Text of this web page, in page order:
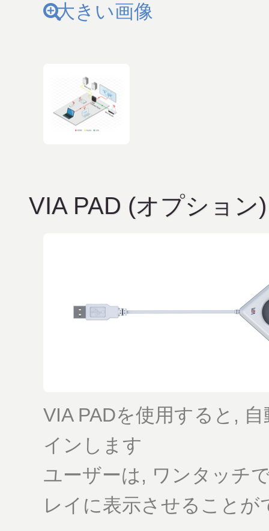
大きい画像
VIA PAD (オプション)
VIA PADを使用すると,
インします
ユーザーは, ワンタッチ
レイに表示させることが